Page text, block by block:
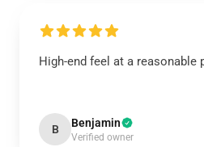
High-end feel at a reasonable
B Benjamin
Verified owner